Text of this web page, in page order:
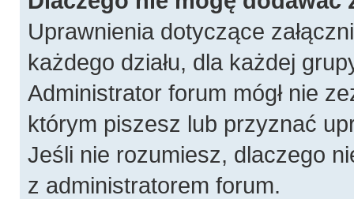
Uprawnienia dotyczące
każdego działu, dla każdej
Administrator forum mógł nie
którym piszesz lub przyznać
Jeśli nie rozumiesz, dlaczego
z administratorem forum.